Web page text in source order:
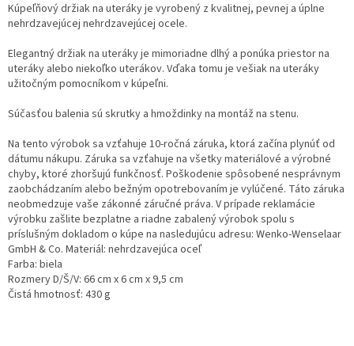
Kúpeľňový držiak na uteráky je vyrobený z kvalitnej, pevnej a úplne
nehrdzavejúcej nehrdzavejúcej ocele.
Elegantný držiak na uteráky je mimoriadne dlhý a ponúka priestor na
uteráky alebo niekoľko uterákov. Vďaka tomu je vešiak na uteráky
užitočným pomocníkom v kúpeľni.
Súčasťou balenia sú skrutky a hmoždinky na montáž na stenu.
Na tento výrobok sa vzťahuje 10-ročná záruka, ktorá začína plynúť od
dátumu nákupu. Záruka sa vzťahuje na všetky materiálové a výrobné
chyby, ktoré zhoršujú funkčnosť. Poškodenie spôsobené nesprávnym
zaobchádzaním alebo bežným opotrebovaním je vylúčené. Táto záruka
neobmedzuje vaše zákonné záručné práva. V prípade reklamácie
výrobku zašlite bezplatne a riadne zabalený výrobok spolu s
príslušným dokladom o kúpe na nasledujúcu adresu: Wenko-Wenselaar
GmbH & Co. Materiál: nehrdzavejúca oceľ
Farba: biela
Rozmery D/Š/V: 66 cm x 6 cm x 9,5 cm
Čistá hmotnosť: 430 g